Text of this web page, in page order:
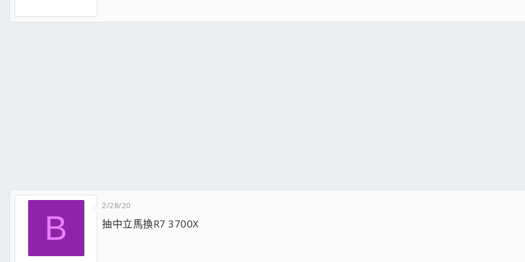
B
2/28/20
抽中立馬換R7 3700X